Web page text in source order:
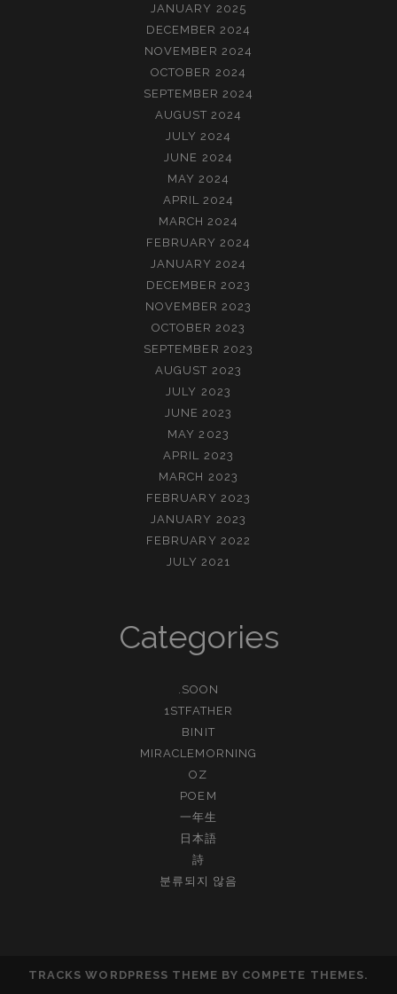
JANUARY 2025
DECEMBER 2024
NOVEMBER 2024
OCTOBER 2024
SEPTEMBER 2024
AUGUST 2024
JULY 2024
JUNE 2024
MAY 2024
APRIL 2024
MARCH 2024
FEBRUARY 2024
JANUARY 2024
DECEMBER 2023
NOVEMBER 2023
OCTOBER 2023
SEPTEMBER 2023
AUGUST 2023
JULY 2023
JUNE 2023
MAY 2023
APRIL 2023
MARCH 2023
FEBRUARY 2023
JANUARY 2023
FEBRUARY 2022
JULY 2021
Categories
.SOON
1STFATHER
BINIT
MIRACLEMORNING
OZ
POEM
一年生
日本語
詩
분류되지 않음
TRACKS WORDPRESS THEME BY COMPETE THEMES.